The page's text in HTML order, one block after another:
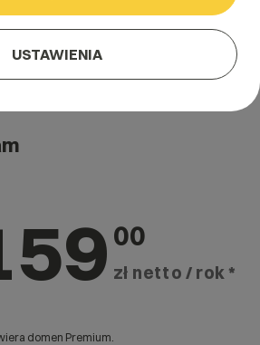
00
zł netto / rok *
domen Premium.
USTAWIENIA